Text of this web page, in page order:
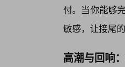
付。当你能够
敏感，让接尾
高潮与回响